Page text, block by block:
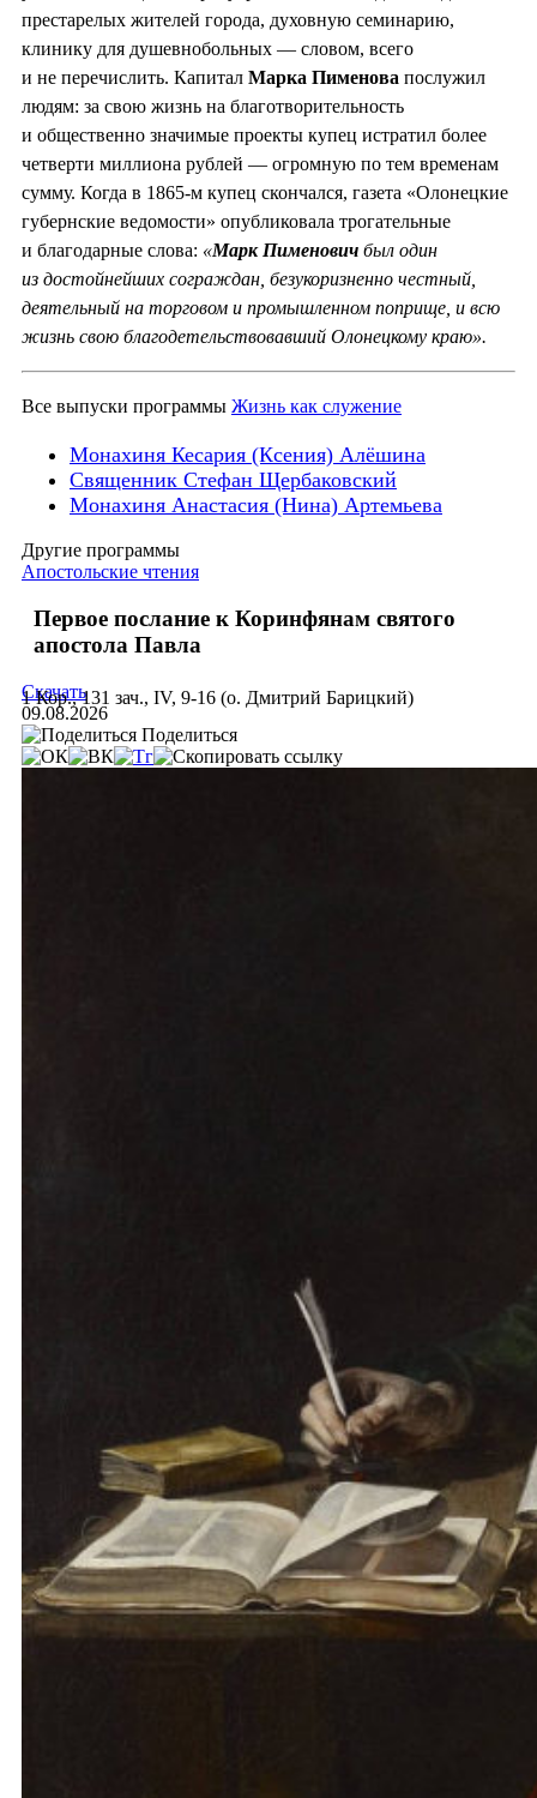
престарелых жителей города, духовную семинарию,
клинику для душевнобольных — словом, всего
и не перечислить. Капитал Марка Пименова послужил
людям: за свою жизнь на благотворительность
и общественно значимые проекты купец истратил более
четверти миллиона рублей — огромную по тем временам
сумму. Когда в 1865-м купец скончался, газета «Олонецкие
губернские ведомости» опубликовала трогательные
и благодарные слова: «Марк Пименович был один
из достойнейших сограждан, безукоризненно честный,
деятельный на торговом и промышленном поприще, и всю
жизнь свою благодетельствовавший Олонецкому краю».
Все выпуски программы Жизнь как служение
Монахиня Кесария (Ксения) Алёшина
Священник Стефан Щербаковский
Монахиня Анастасия (Нина) Артемьева
Другие программы
Апостольские чтения
Первое послание к Коринфянам святого
апостола Павла
1 Кор., 131 зач., IV, 9-16 (о. Дмитрий Барицкий)
Скачать
09.08.2026
Поделиться